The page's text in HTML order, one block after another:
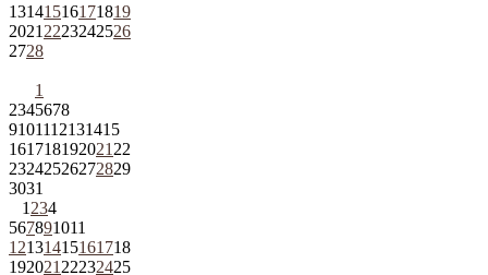
13141516171819
2021 2223242526
2728
1
2345678
9101112131415
161718192021 22
23242526272829
3031
1 234
567891011
12131415161718
192021 22232425